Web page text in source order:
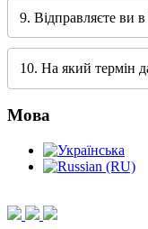
9. Відправляєте ви в
10. На який термін
Мова